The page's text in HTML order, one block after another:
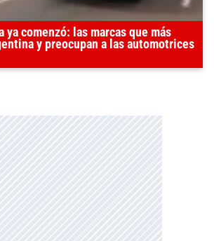
ya comenzó: las marcas que más
y preocupan a las automotrices